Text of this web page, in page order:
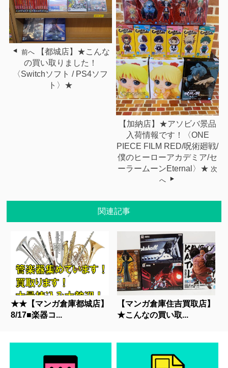
前へ
【都城店】★こんな
の買い取りました！
〈Switchソフト / PS4ソフ
ト〉★
【加納店】★アソビバ景品
入荷情報です！〈ONE
PIECE FILM RED/呪術廻戦/
僕のヒーローアカデミア/セ
ーラームーンEternal〉★ 次
へ
関連記事
★★【マンガ倉庫都城店】
8/17■楽器コ...
【マンガ倉庫住吉買取店】
★こんなの買い取...